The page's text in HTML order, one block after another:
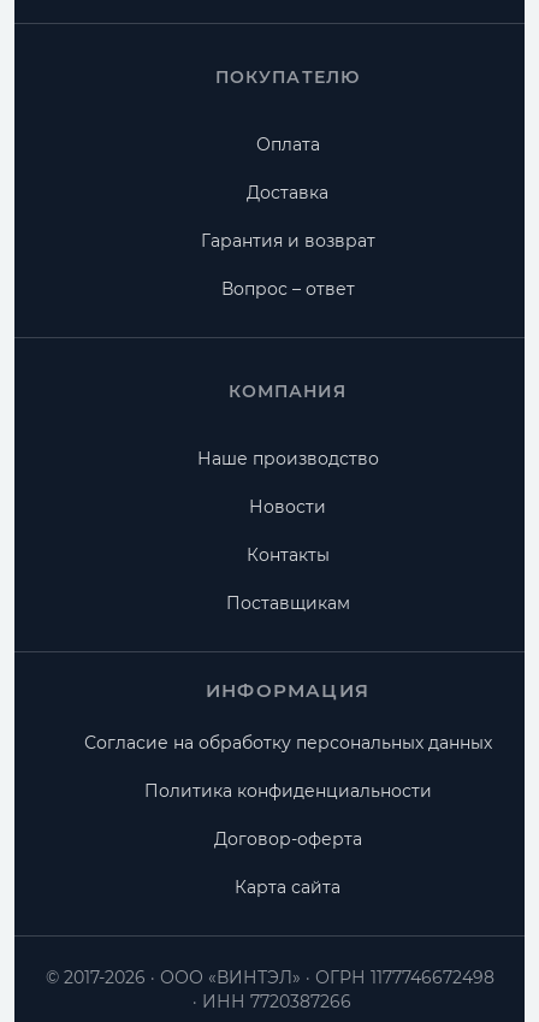
ПОКУПАТЕЛЮ
Оплата
Доставка
Гарантия и возврат
Вопрос – ответ
КОМПАНИЯ
Наше производство
Новости
Контакты
Поставщикам
ИНФОРМАЦИЯ
Согласие на обработку персональных данных
Политика конфиденциальности
Договор-оферта
Карта сайта
ООО «ВИНТЭЛ»
ОГРН 1177746672498
ИНН 7720387266
© 2017-2026